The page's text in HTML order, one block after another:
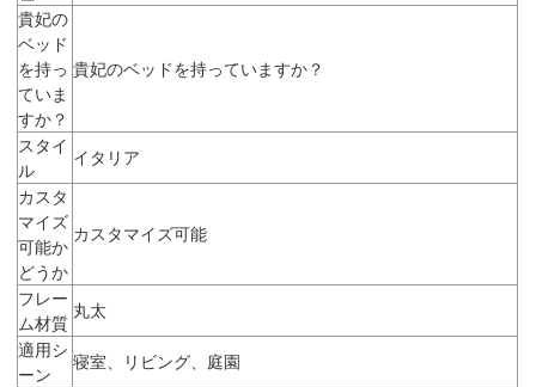
貴妃の
ベッド
を持っ
ていま
すか？
貴妃のベッドを持っていますか？
スタイ
ル
イタリア
カスタ
マイズ
可能か
どうか
カスタマイズ可能
フレー
ム材質
丸太
適用シ
ーン
寝室、リビング、庭園